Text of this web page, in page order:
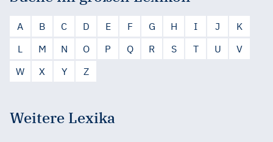
A B C D E F G H I J
K
L
M N O P Q R S T U
V
W
X Y Z
Weitere Lexika